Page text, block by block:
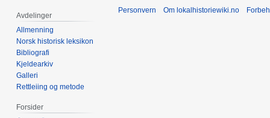
Avdelinger
Allmenning
Norsk historisk leksikon
Bibliografi
Kjeldearkiv
Galleri
Rettleiing og metode
Forsider
Personvern Om lokalhistoriewiki.no